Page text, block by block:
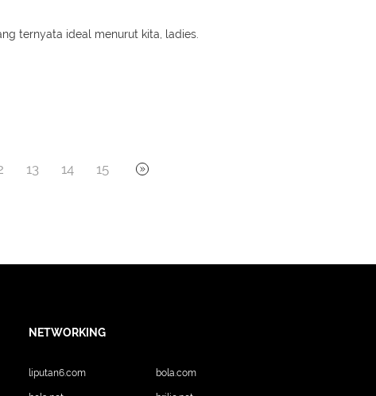
ternyata ideal menurut kita, ladies.
13 14 15
NETWORKING
liputan6.com bola.com